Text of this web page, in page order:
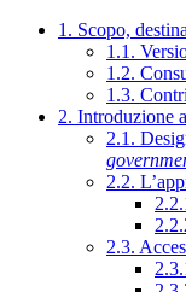
1. Scopo,
1.1.
1.2.
1.3.
2. Introduzione
2.1.
2.2.
2.3.